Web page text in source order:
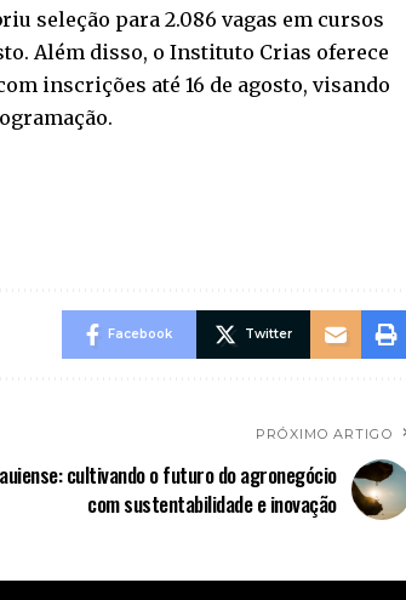
seleção para 2.086 vagas em cursos
Além disso, o Instituto Crias oferece
inscrições até 16 de agosto, visando
Facebook Twitter
PRÓXIMO ARTIGO
cultivando o futuro do agronegócio
com sustentabilidade e inovação